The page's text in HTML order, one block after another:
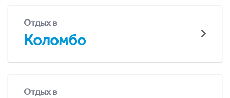
Отдых в
Коломбо
Отдых в